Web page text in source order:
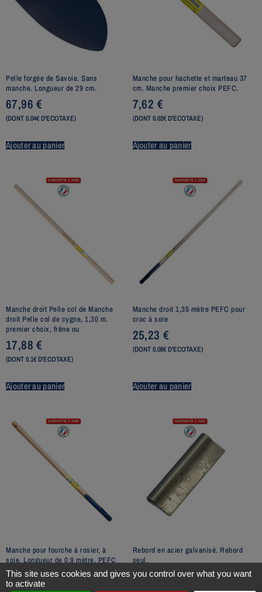
Pelle forgée de Savoie. Sans
manche. Longueur de 29 cm.
67,96€
(DONT 0.04€ D'ECOTAXE)
Ajouter au panier
Manche pour hachette et marteau 37
cm. Manche premier choix PEFC.
7,62 €
(DONT 0.02€ D'ECOTAXE)
Ajouter au panier
Manche droit Pelle col de Manche
droit Pelle col de cygne, 1,30 m.
premier choix, frêne ou
17,88€
(DONT 0.1€ D'ECOTAXE)
Ajouter au panier
Manche droit 1,35 mètre PEFC pour
croc à soie
25,23 €
(DONT 0.08€ D'ECOTAXE)
Ajouter au panier
Manche pour fourche à rosier, à
soie. Longueur de 0,9 mètre. PEFC
22,33€
Rebord en acier galvanisé. Rebord
seul.
4,52€
This site uses cookies and gives you control over what you want
to activate